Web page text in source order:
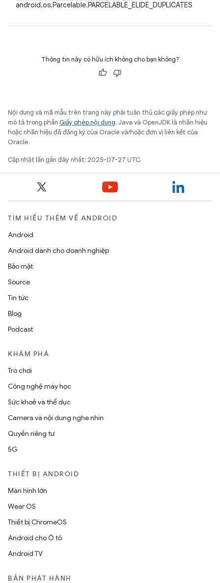
android.os.Parcelable.PARCELABLE_ELIDE_DUPLICATES
Thông tin này có hữu ích không cho bạn không?
Nội dung và mã mẫu trên trang này phải tuân thủ các giấy phép như
mô tả trong phần Giấy phép nội dung. Java và OpenJDK là nhãn hiệu
hoặc nhãn hiệu đã đăng ký của Oracle và/hoặc đơn vị liên kết của
Oracle.
Cập nhật lần gần đây nhất: 2025-07-27 UTC.
TÌM HIỂU THÊM VỀ ANDROID
Android
Android dành cho doanh nghiệp
Bảo mật
Source
Tin tức
Blog
Podcast
KHÁM PHÁ
Trò chơi
Công nghệ máy học
Sức khoẻ và thể dục
Camera và nội dung nghe nhìn
Quyền riêng tư
5G
THIẾT BỊ ANDROID
Màn hình lớn
Wear OS
Thiết bị ChromeOS
Android cho Ô tô
Android TV
BẢN PHÁT HÀNH